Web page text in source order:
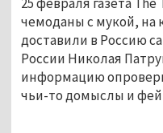
чемоданы с мукой, на
доставили в Россию
России Николая
информацию
чьи-то домыслы и